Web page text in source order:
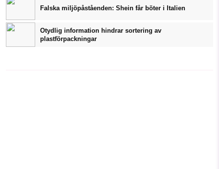
Falska miljöpåståenden: Shein får böter i Italien
Otydlig information hindrar sortering av
plastförpackningar